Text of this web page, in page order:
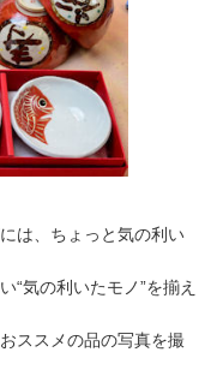
は、ちょっと気の利い
“気の利いたモノ”を揃え
ススメの品の写真を撮